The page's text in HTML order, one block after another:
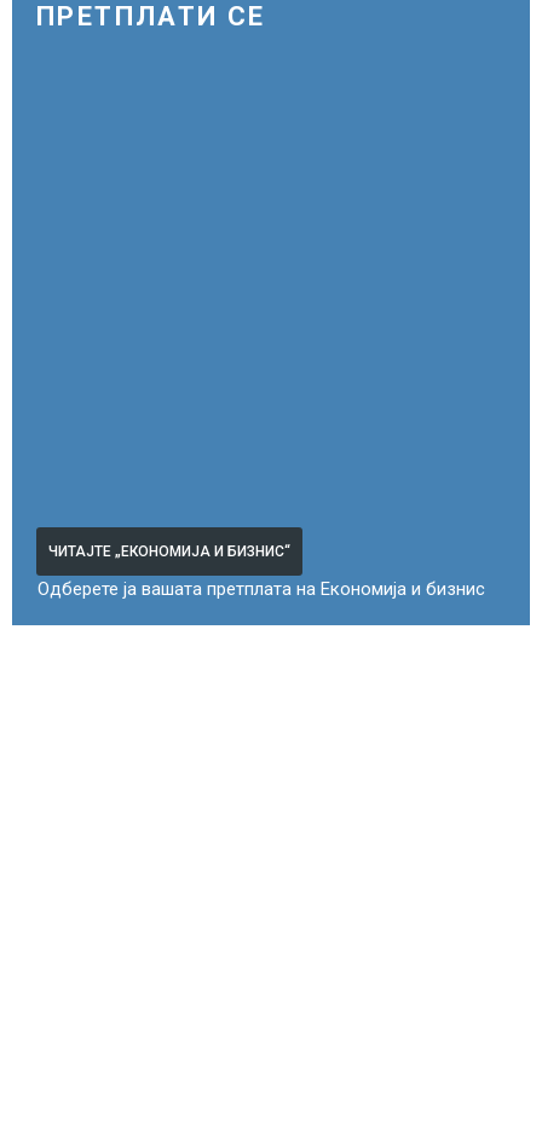
ПРЕТПЛАТИ СЕ
ЧИТАЈТЕ „ЕКОНОМИЈА И БИЗНИС“
Одберете ја вашата претплата на Економија и бизнис